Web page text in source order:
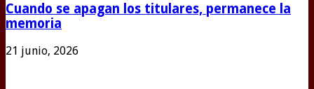
Cuando se apagan los titulares, permanece la
memoria
21 junio, 2026